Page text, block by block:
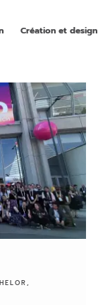
Création et design
,